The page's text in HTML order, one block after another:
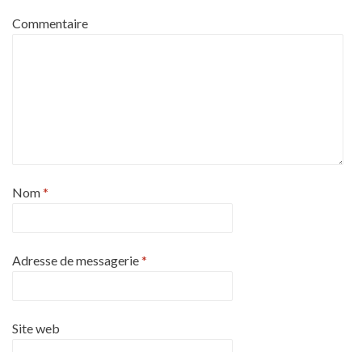
Commentaire
Nom*
Adresse de messagerie*
Site web